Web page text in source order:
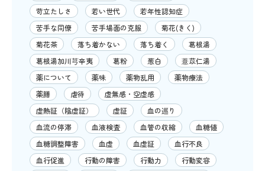
苛立たしさ
若い世代
若年性認知症
苦手な同僚
苦手場面の克服
菊花(きく)
菊花茶
落ち着かない 落ち着く
葛根湯
葛根湯加川芎辛夷
葛粉 葱白
薏苡仁湯
薬について
薬味 薬物乱用
薬物療法
薬膳
虐待
虚無感・空虚感
虚熱証（陰虚証）
虚証
血の巡り
血流の停滞
血液検査 血管の収縮
血糖値
血糖調整障害
血虚 血虚証
血行不良
血行促進
行動の障害 行動力
行動変容